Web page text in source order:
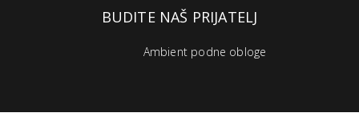
BUDITE NAŠ PRIJATELJ
Ambient podne obloge